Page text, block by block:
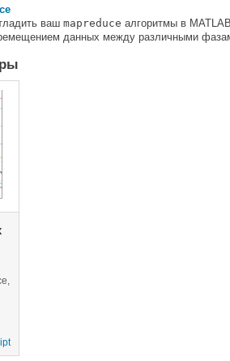
ваш mapreduce алгоритмы в MATLAB
данных между различными